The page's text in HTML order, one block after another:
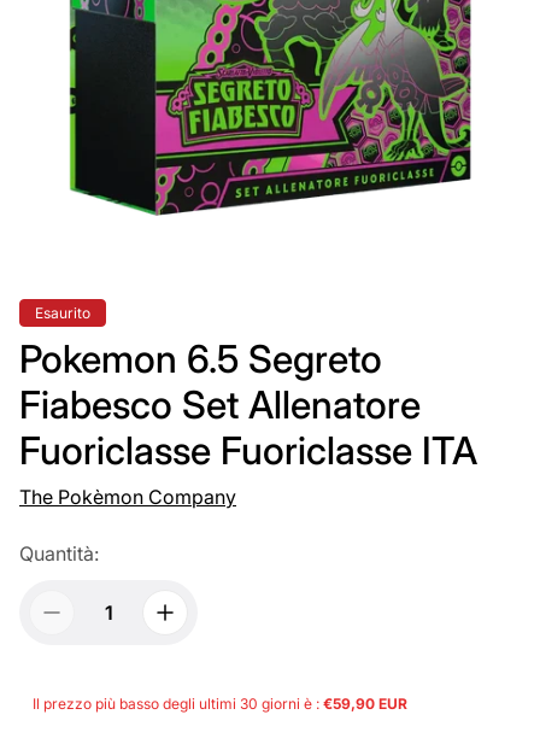
Etichetta
del
prodotto:
Esaurito
Pokemon 6.5 Segreto
Fiabesco Set Allenatore
Fuoriclasse Fuoriclasse ITA
The Pokèmon Company
Quantità:
Il prezzo più basso degli ultimi 30 giorni è : €59,90 EUR